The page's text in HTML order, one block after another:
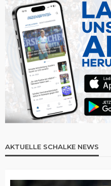
AKTUELLE SCHALKE NEWS